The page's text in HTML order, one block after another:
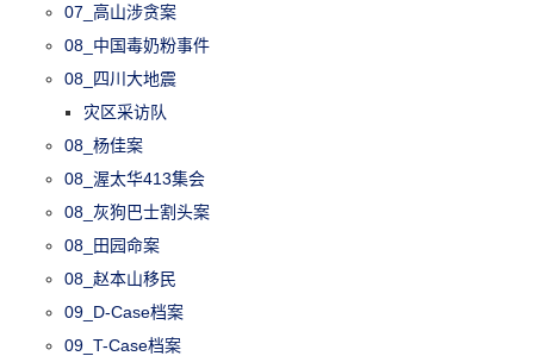
07_高山涉贪案
08_中国毒奶粉事件
08_四川大地震
灾区采访队
08_杨佳案
08_渥太华413集会
08_灰狗巴士割头案
08_田园命案
08_赵本山移民
09_D-Case档案
09_T-Case档案